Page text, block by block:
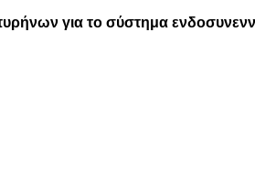
για το σύστημα